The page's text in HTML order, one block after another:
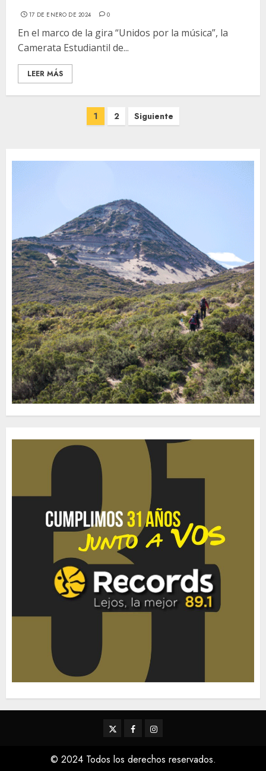
17 DE ENERO DE 2024 0
En el marco de la gira “Unidos por la música”, la
Camerata Estudiantil de...
LEER MÁS
1 2 Siguiente
TwitterFacebookInstagram
© 2024 Todos los derechos reservados.